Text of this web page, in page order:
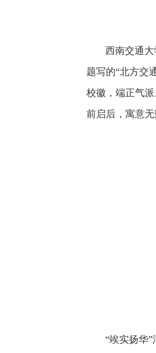
西南交通
题写的“北方交
校徽，端正气
前启后，寓意
“竢实扬华